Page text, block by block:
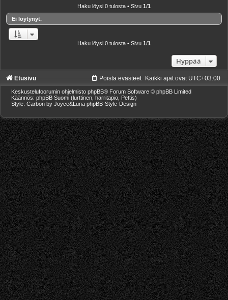
Haku löysi 0 tulosta • Sivu 1/1
Ei löytynyt.
Haku löysi 0 tulosta • Sivu 1/1
Hyppää
Etusivu Kaikki ajat ovat UTC+03:00
Poista evästeet
Keskustelufoorumin ohjelmisto phpBB® Forum Software © phpBB Limited
Käännös: phpBB Suomi (lurttinen, harritapio, Pettis)
Style: Carbon by Joyce&Luna phpBB-Style-Design